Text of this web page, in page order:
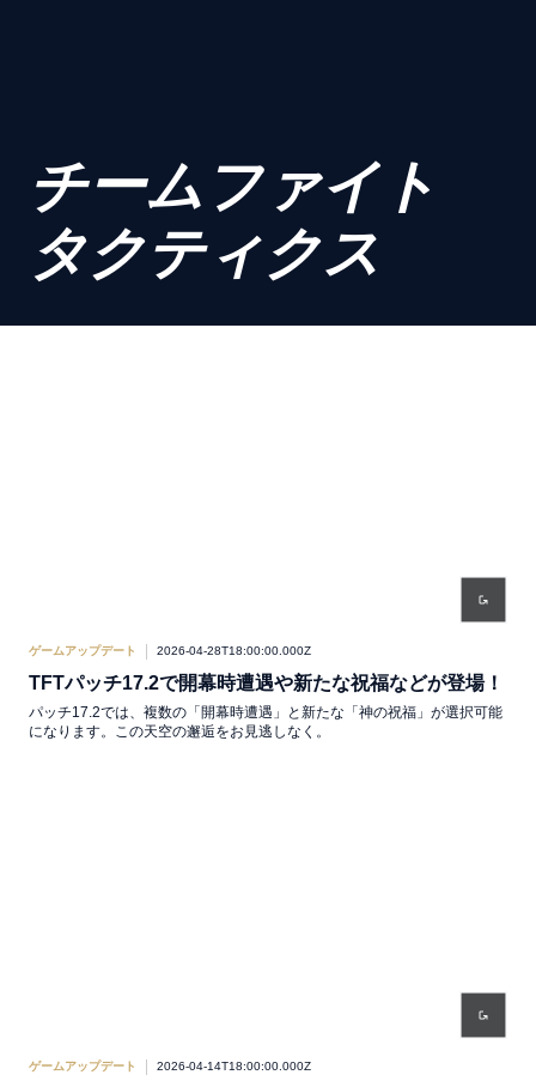
チームファイト
タクティクス
ゲームアップデート 2026-04-28T18:00:00.000Z
TFTパッチ17.2で開幕時遭遇や新たな祝福などが登場！
パッチ17.2では、複数の「開幕時遭遇」と新たな「神の祝福」が選択可能
になります。この天空の邂逅をお見逃しなく。
ゲームアップデート 2026-04-14T18:00:00.000Z